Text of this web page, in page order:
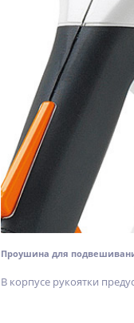
Проушина для
В корпусе рукоятки